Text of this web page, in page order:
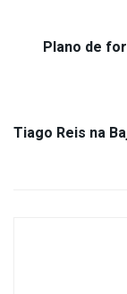
Plano de
Tiago Reis na